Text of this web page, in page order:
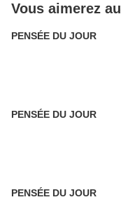
Vous aimerez
PENSÉE DU JOUR
PENSÉE DU JOUR
PENSÉE DU JOUR